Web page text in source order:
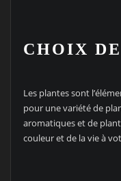
CHOIX
Les plantes sont
pour une variété de
aromatiques et de
couleur et de la vie à